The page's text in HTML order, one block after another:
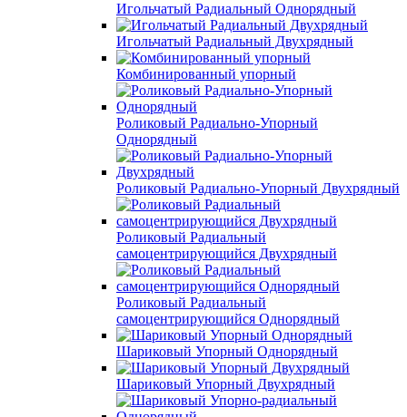
Игольчатый Радиальный Однорядный
Игольчатый Радиальный Двухрядный
Комбинированный упорный
Роликовый Радиально-Упорный
Однорядный
Роликовый Радиально-Упорный Двухрядный
Роликовый Радиальный
самоцентрирующийся Двухрядный
Роликовый Радиальный
самоцентрирующийся Однорядный
Шариковый Упорный Однорядный
Шариковый Упорный Двухрядный